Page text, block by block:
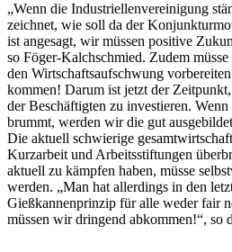
„Wenn die Industriellenvereinigung
zeichnet, wie soll da der
ist angesagt, wir müssen positive
so Föger-Kalchschmied. Zudem
den Wirtschaftsaufschwung
kommen! Darum ist jetzt der
der Beschäftigten zu investieren.
brummt, werden wir die gut
Die aktuell schwierige
Kurzarbeit und Arbeitsstiftungen
aktuell zu kämpfen haben, müsse
werden. „Man hat allerdings in den
Gießkannenprinzip für alle weder fair
müssen wir dringend abkommen!“,